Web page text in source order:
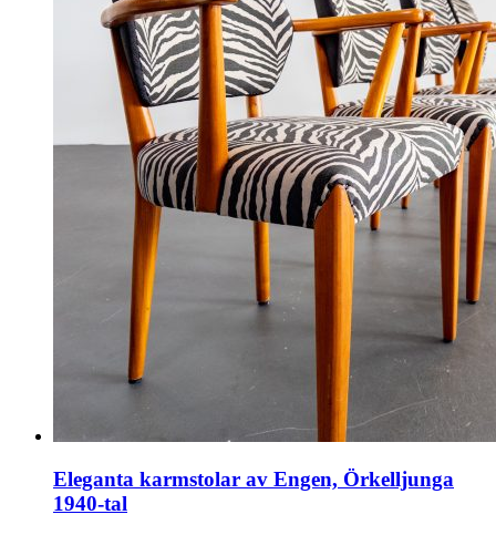
Eleganta karmstolar av Engen, Örkelljunga
1940-tal